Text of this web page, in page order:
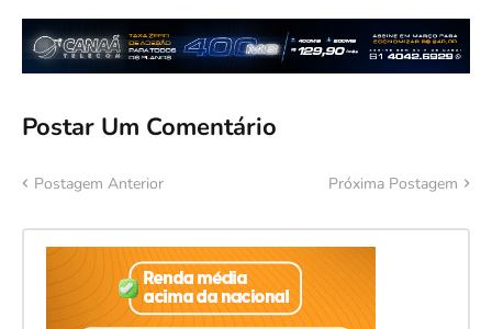
Postar Um Comentário
Postagem Anterior Próxima Postagem